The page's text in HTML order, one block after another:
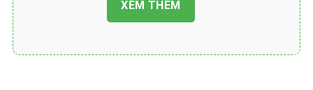
chăm sóc sức khỏe ngày càng tăng, vai trò
của điều dưỡng viên ngày càng quan trọng.
XEM THÊM